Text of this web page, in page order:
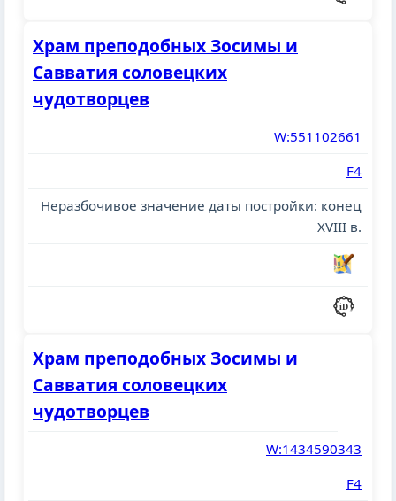
Храм преподобных Зосимы и
Савватия соловецких
чудотворцев
W:551102661
F4
Неразбочивое значение даты постройки: конец
XVIII в.
Храм преподобных Зосимы и
Савватия соловецких
чудотворцев
W:1434590343
F4